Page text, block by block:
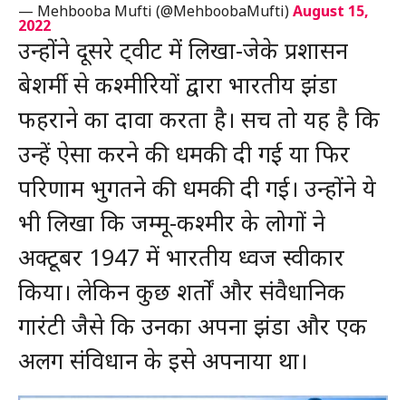
— Mehbooba Mufti (@MehboobaMufti)August 15,
2022
उन्होंने दूसरे ट्वीट में लिखा-जेके प्रशासन
बेशर्मी से कश्मीरियों द्वारा भारतीय झंडा
फहराने का दावा करता है। सच तो यह है कि
उन्हें ऐसा करने की धमकी दी गई या फिर
परिणाम भुगतने की धमकी दी गई। उन्होंने ये
भी लिखा कि जम्मू-कश्मीर के लोगों ने
अक्टूबर 1947 में भारतीय ध्वज स्वीकार
किया। लेकिन कुछ शर्तों और संवैधानिक
गारंटी जैसे कि उनका अपना झंडा और एक
अलग संविधान के इसे अपनाया था।